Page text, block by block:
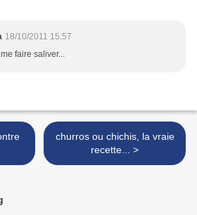
18/10/2011 15:57
faire saliver...
churros ou chichis, la vraie
recette... >